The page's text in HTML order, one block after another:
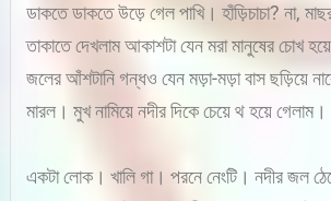
ডাকতে ডাকতে উড়ে গেল পাখি। হাঁড়িচাচা? না,
তাকাতে দেখলাম আকাশটা যেন মরা মানুষের চোখ
জলের আঁশটানি গন্ধও যেন মড়া-মড়া বাস ছড়িয়ে
মারল। মুখ নামিয়ে নদীর দিকে চেয়ে থ হয়ে গেলাম।
একটা লোক। খালি গা। পরনে নেংটি। নদীর জল